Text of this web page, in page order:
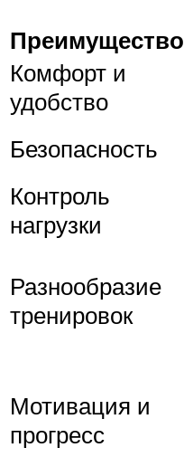
Преимущество
Комфорт и
удобство
Безопасность
Контроль
нагрузки
Разнообразие
тренировок
Мотивация и
прогресс